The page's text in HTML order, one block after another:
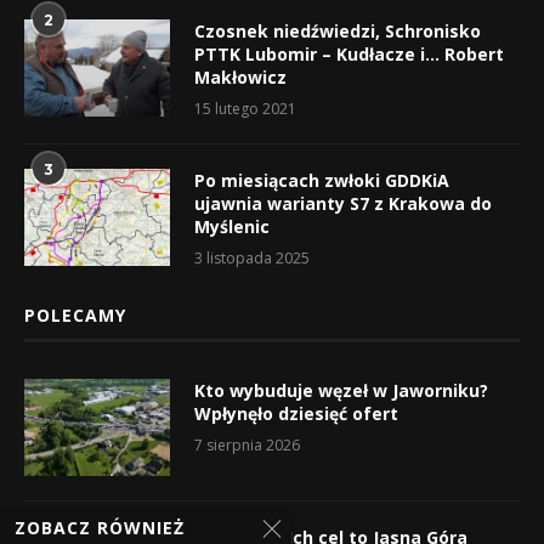
2
Czosnek niedźwiedzi, Schronisko
PTTK Lubomir – Kudłacze i… Robert
Makłowicz
15 lutego 2021
3
Po miesiącach zwłoki GDDKiA
ujawnia warianty S7 z Krakowa do
Myślenic
3 listopada 2025
POLECAMY
Kto wybuduje węzeł w Jaworniku?
Wpłynęło dziesięć ofert
7 sierpnia 2026
Wyruszyli! Ich cel to Jasna Góra
ZOBACZ RÓWNIEŻ